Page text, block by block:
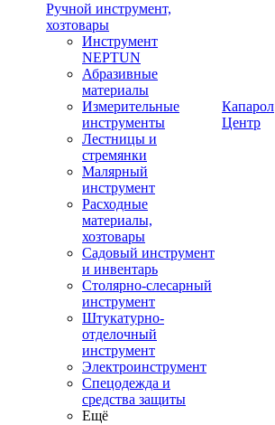
Ручной инструмент,
хозтовары
Инструмент
NEPTUN
Абразивные
материалы
Измерительные
инструменты
Лестницы и
стремянки
Малярный
инструмент
Расходные
материалы,
хозтовары
Садовый инструмент
и инвентарь
Столярно-слесарный
инструмент
Штукатурно-
отделочный
инструмент
Электроинструмент
Спецодежда и
средства защиты
Ещё
Капарол
Центр